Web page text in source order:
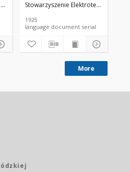
Polskich.
Polskich R. VII z. 23
Stowarzyszenie Elektrotechników
1925
language document serial
More